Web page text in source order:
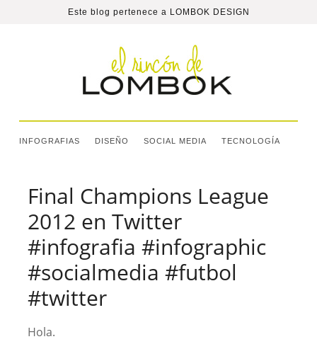
Este blog pertenece a LOMBOK DESIGN
INFOGRAFIAS DISEÑO SOCIAL MEDIA TECNOLOGÍA
Final Champions League
2012 en Twitter
#infografia #infographic
#socialmedia #futbol
#twitter
Hola.